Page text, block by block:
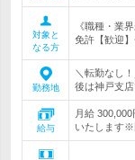
対象と
なる方
《職種・業
免許【歓迎
勤務地
＼転勤なし
後は神戸支
給与
月給
いたします※